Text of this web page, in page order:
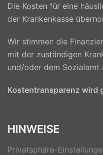
Die Kosten für eine
der Krankenkasse
Wir stimmen die
mit der zuständigen
und/oder dem Sozialamt
Kostentransparenz wird
HINWEISE
Privatsphäre-